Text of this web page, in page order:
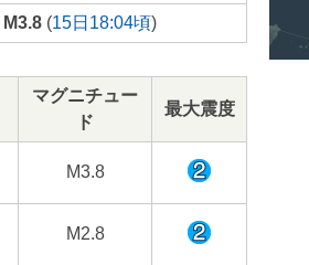
M3.8(15日18:04頃)
マグニチュー
ド
最大震度
M3.8
M2.8